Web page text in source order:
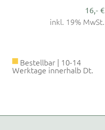
16,- €
inkl. 19% MwSt.
Bestellbar | 10-14
Werktage innerhalb Dt.